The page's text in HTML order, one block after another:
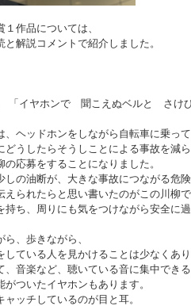
作品については、
解説コメントで紹介しました。
「イヤホンで 聞こえぬベルと さけ
、ヘッドホンをしながら自転車に乗っ
どうしたらそうしことによる事故を減
応募をすることになりました。
しの油断が、大きな事故につながる危
えられたらと思い書いたのがこの川柳
持ち、周りにも気をつけながら安全に
、歩きながら、
している人を見かけることは少なくあ
、音楽など、聴いている音に集中できる
ついたイヤホンもあります。
ッチしているのが目と耳。